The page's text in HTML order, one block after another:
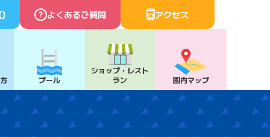
よくあるご質問 アクセス
プール
ショップ・ レスト
ラン
園内マップ